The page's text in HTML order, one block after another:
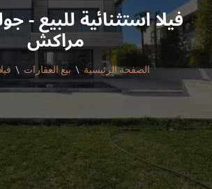
فيلا استثنائية للبيع -
مراكش
الصفحة الرئيسية بيع العقارات